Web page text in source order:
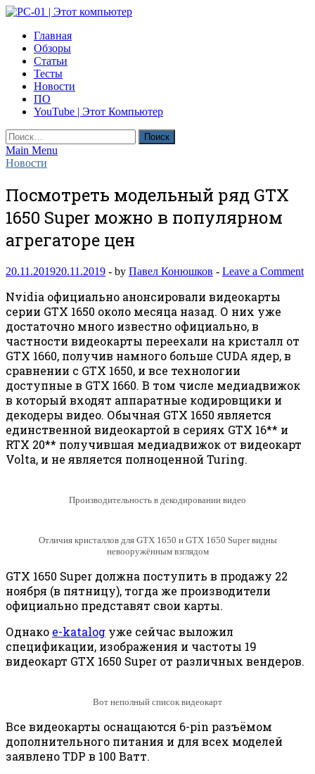
Skip
content
PC-01 | Этот компьютер
Компьютерные новости
Главная
Обзоры
Статьи
Тесты
Новости
ПО
YouTube | Этот Компьютер
Найти:
Main Menu
Новости
Посмотреть модельный ряд GTX
1650 Super можно в популярном
агрегаторе цен
20.11.201920.11.2019 - by Павел Конюшков - Leave a Comment
Nvidia официально анонсировали видеокарты
серии GTX 1650 около месяца назад. О них уже
достаточно много известно официально, в
частности видеокарты переехали на кристалл от
GTX 1660, получив намного больше CUDA ядер, в
сравнении с GTX 1650, и все технологии
доступные в GTX 1660. В том числе медиадвижок
в который входят аппаратные кодировщики и
декодеры видео. Обычная GTX 1650 является
единственной видеокартой в сериях GTX 16** и
RTX 20** получившая медиадвижок от видеокарт
Volta, и не является полноценной Turing.
Производительность в декодировании видео
Отличия кристаллов для GTX 1650 и GTX 1650 Super видны
невооружённым взглядом
GTX 1650 Super должна поступить в продажу 22
ноября (в пятницу), тогда же производители
официально представят свои карты.
Однако e-katalog уже сейчас выложил
спецификации, изображения и частоты 19
видеокарт GTX 1650 Super от различных вендеров.
Вот неполный список видеокарт
Все видеокарты оснащаются 6-pin разъёмом
дополнительного питания и для всех моделей
заявлено TDP в 100 Ватт.